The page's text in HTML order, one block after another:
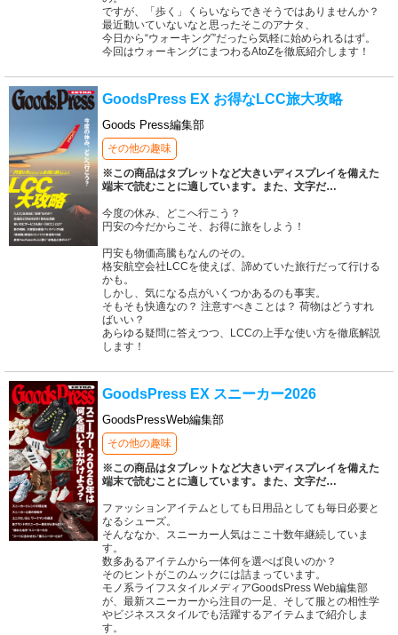
ですが、「歩く」くらいならできそうではありませんか？
最近動いていないなと思ったそこのアナタ、
今日から“ウォーキング”だったら気軽に始められるはず。
今回はウォーキングにまつわるAtoZを徹底紹介します！
GoodsPress EX お得なLCC旅大攻略
Goods Press編集部
その他の趣味
※この商品はタブレットなど大きいディスプレイを備えた
端末で読むことに適しています。また、文字だ…
今度の休み、どこへ行こう？
円安の今だからこそ、お得に旅をしよう！
円安も物価高騰もなんのその。
格安航空会社LCCを使えば、諦めていた旅行だって行ける
かも。
しかし、気になる点がいくつかあるのも事実。
そもそも快適なの？ 注意すべきことは？ 荷物はどうすれ
ばいい？
あらゆる疑問に答えつつ、LCCの上手な使い方を徹底解説
します！
GoodsPress EX スニーカー2026
GoodsPressWeb編集部
その他の趣味
※この商品はタブレットなど大きいディスプレイを備えた
端末で読むことに適しています。また、文字だ…
ファッションアイテムとしても日用品としても毎日必要と
なるシューズ。
そんななか、スニーカー人気はここ十数年継続していま
す。
数多あるアイテムから一体何を選べば良いのか？
そのヒントがこのムックには詰まっています。
モノ系ライフスタイルメディアGoodsPress Web編集部
が、最新スニーカーから注目の一足、そして服との相性学
やビジネススタイルでも活躍するアイテムまで紹介しま
す。